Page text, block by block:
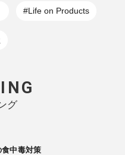
#Life on Products
グ
食中毒対策